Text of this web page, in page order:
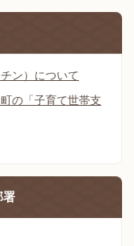
ン）について
の「子育て世帯支
署